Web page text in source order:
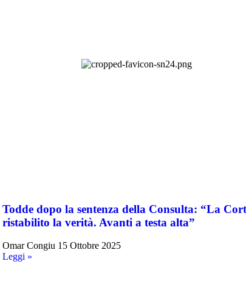
Todde dopo la sentenza della Consulta: “La
ristabilito la verità. Avanti a testa alta”
Omar Congiu 15 Ottobre 2025
Leggi »